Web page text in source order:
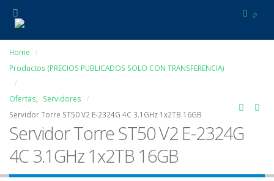
Home
Productos (PRECIOS PUBLICADOS SOLO CON TRANSFERENCIA)
Ofertas
Servidores
Servidor Torre ST50 V2 E-2324G 4C 3.1GHz 1x2TB 16GB
Servidor Torre ST50 V2 E-2324G
4C 3.1GHz 1x2TB 16GB